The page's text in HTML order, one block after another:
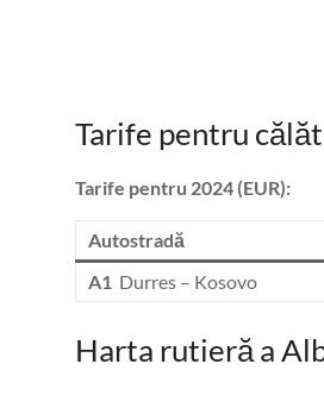
Tarife pentru
Tarife pentru 2024 (EUR):
Autostradă
A1 Durres – Kosovo
Harta rutieră a